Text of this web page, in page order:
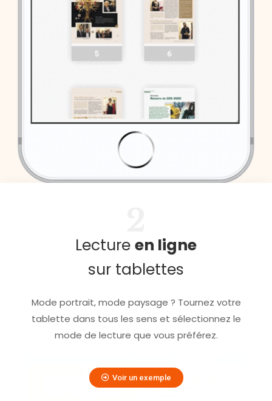
Lecture en ligne
sur tablettes
Mode portrait, mode paysage ? Tournez votre
tablette dans tous les sens et sélectionnez le
mode de lecture que vous préférez.
Voir un exemple